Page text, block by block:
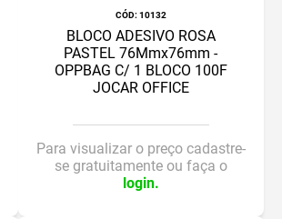
:10132
BLOCO ADESIVO ROSA
PASTEL 76Mmx76mm -
OPPBAG C/ 1 BLOCO 100F
JOCAR OFFICE
Para visualizar o preço cadastre-
se gratuitamente ou faça o
login.